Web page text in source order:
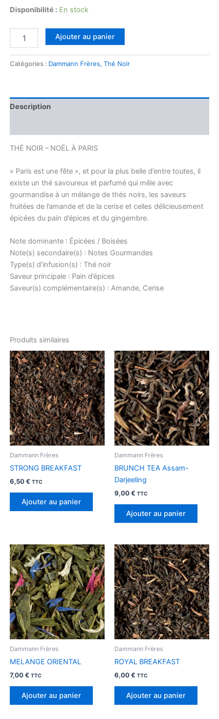
Disponibilité : En stock
A
Ajouter au panier
Catégories : Dammann Frères, Thé Noir
Description
THÉ NOIR – NOËL À PARIS
« Paris est une fête », et pour la plus belle d’entre toutes, il
existe un thé savoureux et parfumé qui mêle avec
gourmandise à un mélange de thés noirs, les saveurs
fruitées de l’amande et de la cerise et celles délicieusement
épicées du pain d’épices et du gingembre.
Note dominante : Épicées / Boisées
Note(s) secondaire(s) : Notes Gourmandes
Type(s) d’infusion(s) : Thé noir
Saveur principale : Pain d’épices
Saveur(s) complémentaire(s) : Amande, Cerise
Produits similaires
Dammann Frères
STRONG BREAKFAST
6,50€ TTC
Ajouter au panier
Dammann Frères
BRUNCH TEA Assam-
Darjeeling
9,00€ TTC
Ajouter au panier
Dammann Frères
MELANGE ORIENTAL
7,00€ TTC
Ajouter au panier
Dammann Frères
ROYAL BREAKFAST
6,00€ TTC
Ajouter au panier